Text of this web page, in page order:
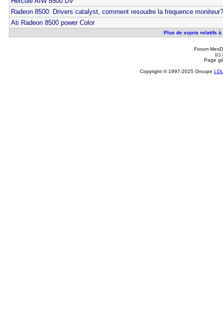
Radeon 8500: Drivers catalyst, comment resoudre la frequence moniteur?
Ati Radeon 8500 power Color
Plus de sujets relatifs à
Forum
(c)
Page
Copyright © 1997-2025 Groupe